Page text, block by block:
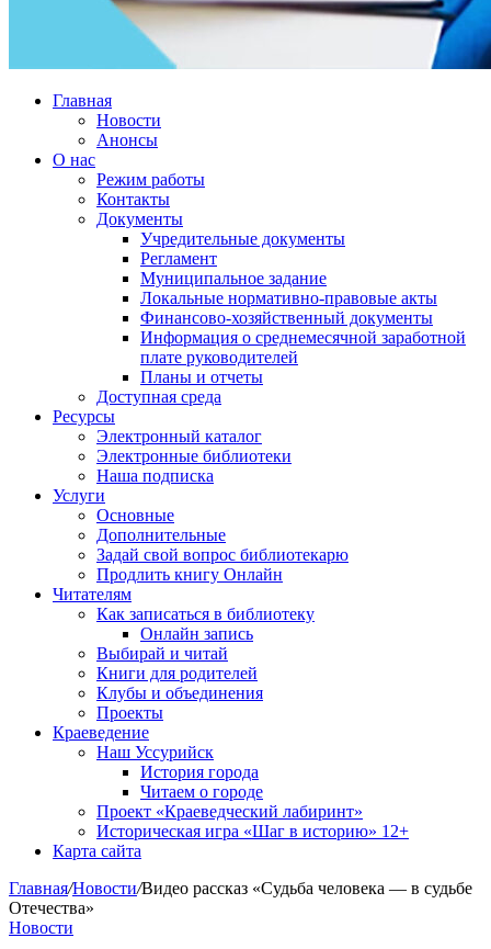
Главная
Новости
Анонсы
О нас
Режим работы
Контакты
Документы
Учредительные документы
Регламент
Муниципальное задание
Локальные нормативно-правовые акты
Финансово-хозяйственный документы
Информация о среднемесячной заработной
плате руководителей
Планы и отчеты
Доступная среда
Ресурсы
Электронный каталог
Электронные библиотеки
Наша подписка
Услуги
Основные
Дополнительные
Задай свой вопрос библиотекарю
Продлить книгу Онлайн
Читателям
Как записаться в библиотеку
Онлайн запись
Выбирай и читай
Книги для родителей
Клубы и объединения
Проекты
Краеведение
Наш Уссурийск
История города
Читаем о городе
Проект «Краеведческий лабиринт»
Историческая игра «Шаг в историю» 12+
Карта сайта
Главная/Новости/Видео рассказ «Судьба человека — в судьбе
Отечества»
Новости